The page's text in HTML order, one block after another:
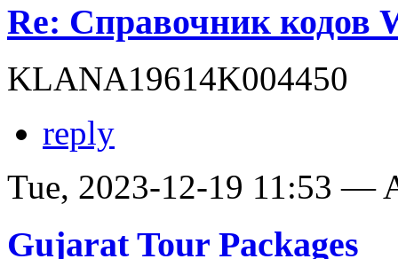
Re: Справочник кодов
KLANA19614K004450
reply
Tue, 2023-12-19 11:53 —
Gujarat Tour Packages